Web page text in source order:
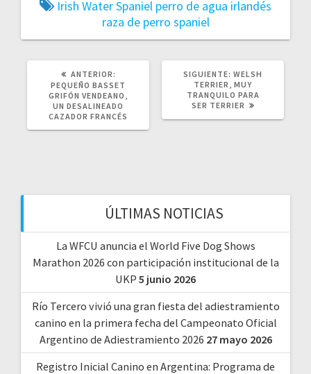
Irish Water Spaniel perro de agua irlandés
raza de perro spaniel
ANTERIOR:
ANTERIOR:
PEQUEÑO BASSET
GRIFÓN VENDEANO,
UN DESALINEADO
CAZADOR FRANCÉS
SIGUIENTE: SIGUIENTE
POST:
WELSH
TERRIER, MUY
TRANQUILO PARA
SER TERRIER
ÚLTIMAS NOTICIAS
La WFCU anuncia el World Five Dog Shows
Marathon 2026 con participación institucional de la
UKP 5 junio 2026
Río Tercero vivió una gran fiesta del adiestramiento
canino en la primera fecha del Campeonato Oficial
Argentino de Adiestramiento 2026 27 mayo 2026
Registro Inicial Canino en Argentina: Programa de